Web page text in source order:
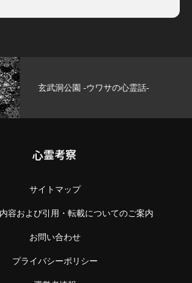
武洞公園 -ウワサの心霊話-
心霊考察
サイトマップ
容および引用・転載についてのご案内
お問い合わせ
プライバシーポリシー